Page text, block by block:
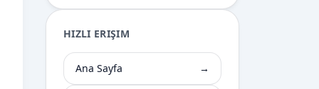
HIZLI ERIŞIM
Ana Sayfa →